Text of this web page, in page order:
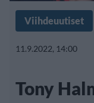
Viihdeuutiset
11.9.2022, 14:00
Tony